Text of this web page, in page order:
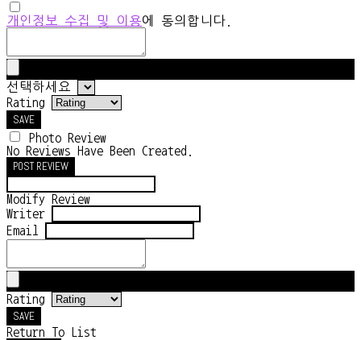
개인정보 수집 및 이용에 동의합니다.
선택하세요
Rating
SAVE
Photo Review
No Reviews Have Been Created.
POST REVIEW
Modify Review
Writer
Email
Rating
SAVE
Return To List